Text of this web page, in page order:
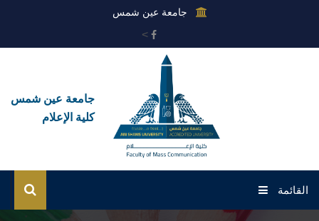
جامعة عين شمس
>
جامعة عين شمس
كلية الإعلام
القائمة